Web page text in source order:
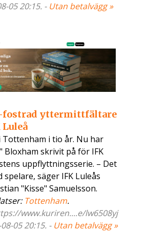
05 20:15. - Utan betalvägg »
fostrad yttermittfältare
Tottenham i tio år. Nu har
Bloxham skrivit på för IFK
uppflyttningsserie. – Det
spelare, säger IFK Luleås
"Kisse" Samuelsson.
Tottenham.
www.kuriren....e/lw6508yj
05 20:15. - Utan betalvägg »